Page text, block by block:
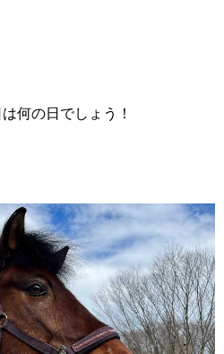
何の日でしょう！